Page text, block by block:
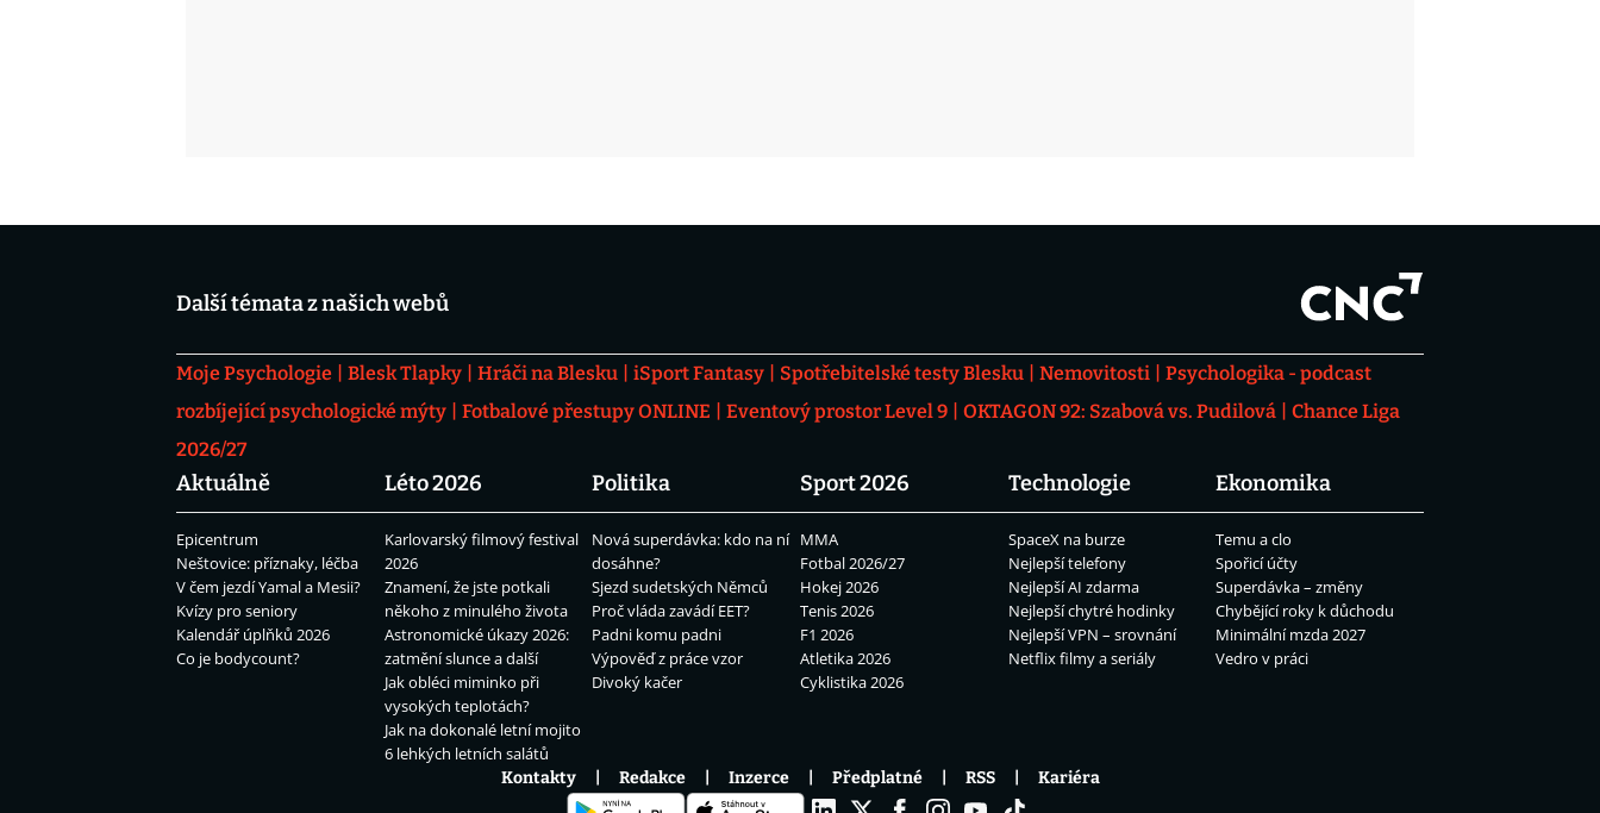
Další témata z našich webů
Moje Psychologie Blesk Tlapky Hráči na Blesku iSport Fantasy Spotřebitelské testy Blesku Nemovitosti
Psychologika - podcast
rozbíjející psychologické mýty
Fotbalové přestupy ONLINE Eventový prostor Level 9 OKTAGON 92: Szabová vs. Pudilová
Chance Liga
2026/27
Aktuálně
Epicentrum
Neštovice: příznaky, léčba
V čem jezdí Yamal a Mesii?
Kvízy pro seniory
Kalendář úplňků 2026
Co je bodycount?
Léto 2026
Karlovarský filmový festival
2026
Znamení, že jste potkali
někoho z minulého života
Astronomické úkazy 2026:
zatmění slunce a další
Jak obléci miminko při
vysokých teplotách?
Jak na dokonalé letní mojito
6 lehkých letních salátů
Politika
Nová superdávka: kdo na ní
dosáhne?
Sjezd sudetských Němců
Proč vláda zavádí EET?
Padni komu padni
Výpověď z práce vzor
Divoký kačer
Sport 2026
MMA
Fotbal 2026/27
Hokej 2026
Tenis 2026
F1 2026
Atletika 2026
Cyklistika 2026
Technologie
SpaceX na burze
Nejlepší telefony
Nejlepší AI zdarma
Nejlepší chytré hodinky
Nejlepší VPN – srovnání
Netflix filmy a seriály
Ekonomika
Temu a clo
Spořicí účty
Superdávka – změny
Chybějící roky k důchodu
Minimální mzda 2027
Vedro v práci
Kontakty Redakce Inzerce Předplatné RSS Kariéra